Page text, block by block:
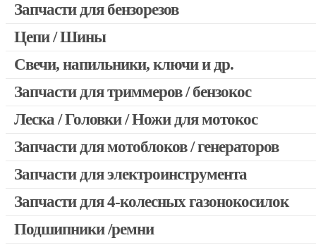
Запчасти для бензопил Stihl
Запчасти для бензопил Husqvarna, Partner
Запчасти для бензопил Oleo-mac, Echo и др.
Запчасти для бензорезов
Цепи / Шины
Свечи, напильники, ключи и др.
Запчасти для триммеров / бензокос
Запчасти для Китайских триммеров
Запчасти для мотокос Stihl / Husqvarna / Oleo-mac / Echo и
Леска / Головки / Ножи для мотокос
Запчасти для мотоблоков / генераторов
Запчасти для электроинструмента
Двигатели, редукторы для шуруповертов
Выключатели, переключатели
Запчасти для 4-колесных газонокосилок
Подшипники /ремни